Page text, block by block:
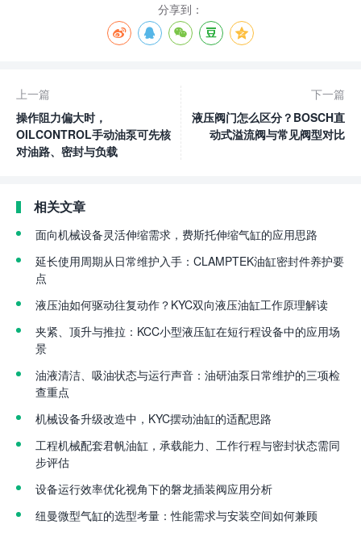
分享到：
上一篇
操作阻力偏大时，
OILCONTROL手动油泵可先核
对油路、密封与负载
下一篇
液压阀门怎么区分？BOSCH直
动式溢流阀与常见阀型对比
相关文章
面向机械设备灵活伸缩需求，费斯托伸缩气缸的应用思路
延长使用周期从日常维护入手：CLAMPTEK油缸密封件养护要
点
液压油如何驱动往复动作？KYC双向液压油缸工作原理解读
夹紧、顶升与推拉：KCC小型液压缸在短行程设备中的应用场
景
油液清洁、吸油状态与运行声音：油研油泵日常维护的三项检
查重点
机械设备升级改造中，KYC摆动油缸的适配思路
工程机械配套君帆油缸，承载能力、工作行程与密封状态需同
步评估
设备运行效率优化视角下的磐龙插装阀应用分析
纽曼微型气缸的选型考量：性能需求与安装空间如何兼顾